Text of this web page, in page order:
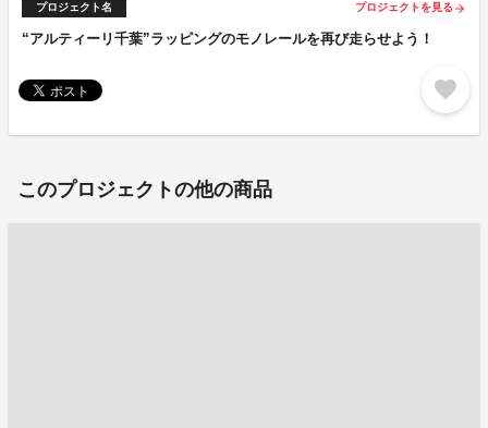
プロジェクト名 プロジェクトを見る arrow_forward
“アルティーリ千葉”ラッピングのモノレールを再び走らせよう！
favorite
このプロジェクトの他の商品